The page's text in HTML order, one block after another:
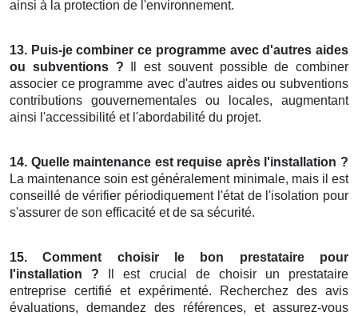
ainsi à la protection de l'environnement.
13. Puis-je combiner ce programme avec d'autres aides
ou subventions ? Il est souvent possible de combiner
associer ce programme avec d'autres aides ou subventions
contributions gouvernementales ou locales, augmentant
ainsi l'accessibilité et l'abordabilité du projet.
14. Quelle maintenance est requise après l'installation ?
La maintenance soin est généralement minimale, mais il est
conseillé de vérifier périodiquement l'état de l'isolation pour
s'assurer de son efficacité et de sa sécurité.
15. Comment choisir le bon prestataire pour
l'installation ? Il est crucial de choisir un prestataire
entreprise certifié et expérimenté. Recherchez des avis
évaluations, demandez des références, et assurez-vous